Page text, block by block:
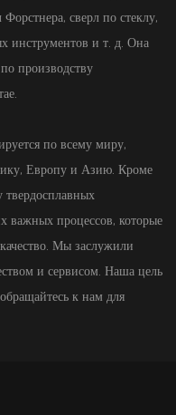
сверл по стеклу,
инструментов и т. д. Она
производству
по всему миру,
Европу и Азию. Кроме
твердосплавных
важных процессов, которые
Мы заслужили
и сервисом. Наша цель
к нам для